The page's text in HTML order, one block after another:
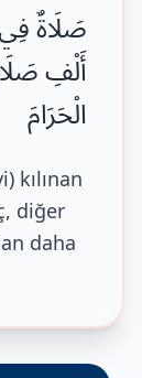
صَلَاةٌ
أَلْفِ
الْحَرَامَ
kılınan
diğer
daha